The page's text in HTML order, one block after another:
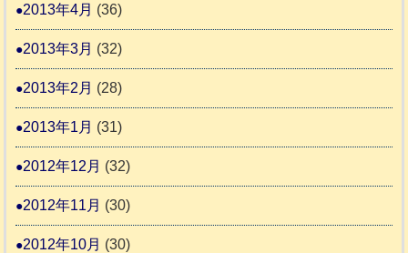
2013年4月 (36)
2013年3月 (32)
2013年2月 (28)
2013年1月 (31)
2012年12月 (32)
2012年11月 (30)
2012年10月 (30)